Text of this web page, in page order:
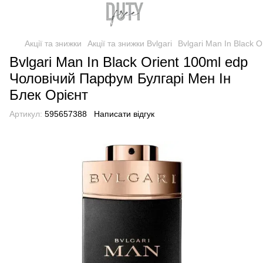
Акції та знижки Акції та знижки Bvlgari Bvlgari Man In Black
Bvlgari Man In Black Orient 100ml edp
Чоловічий Парфум Булгарі Мен Ін
Блек Орієнт
Артикул: 595657388 Написати відгук